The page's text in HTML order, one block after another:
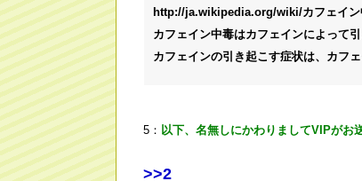
http://ja.wikipedia.org/wiki/カフェイン
カフェイン中毒はカフェインによって引
カフェインの引き起こす症状は、カフ
5： 以下、名無しにかわりましてVIPがお
>>2